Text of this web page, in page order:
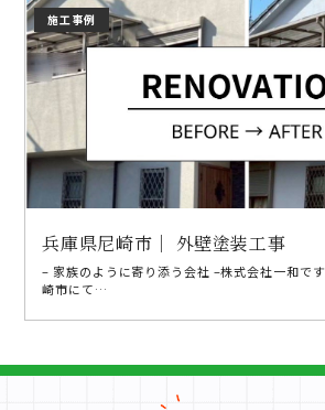
施工事例
兵庫県尼崎市｜ 外壁塗装工事
– 家族のように寄り添う会社 –株式会社一和で
崎市にて…